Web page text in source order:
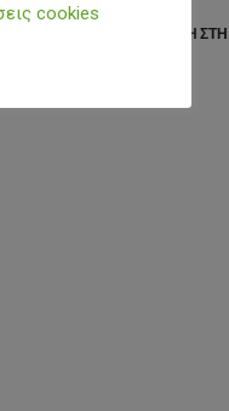
ΠΡΟΣΘΉΚΗ
cookies